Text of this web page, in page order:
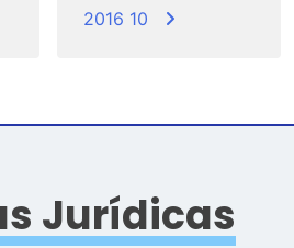
2016 10
Jurídicas